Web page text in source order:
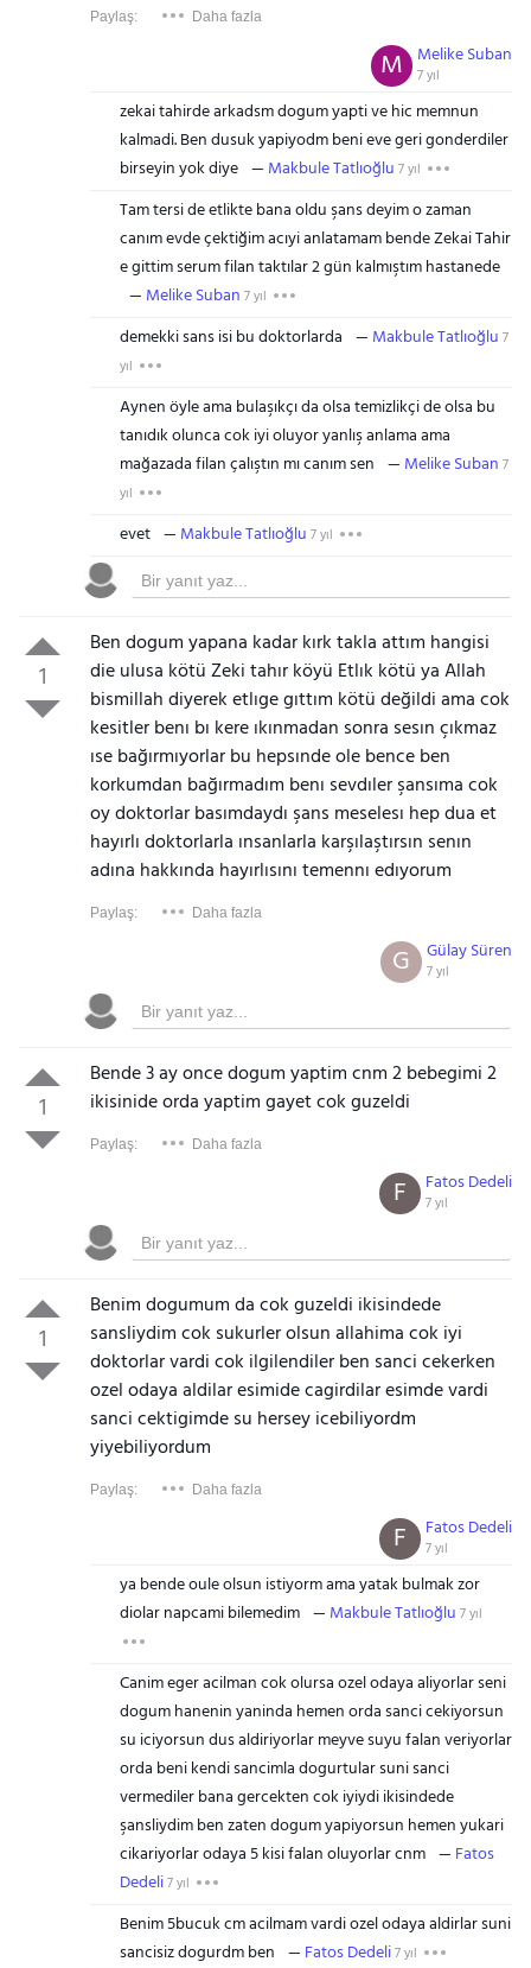
Paylaş: Daha fazla
Melike Suban
7 yıl
M
zekai tahirde arkadsm dogum yapti ve hic memnun
kalmadi. Ben dusuk yapiyodm beni eve geri gonderdiler
birseyin yok diye
Makbule Tatlıoğlu 7 yıl
Tam tersi de etlikte bana oldu şans deyim o zaman
canım evde çektiğim acıyi anlatamam bende Zekai Tahir
e gittim serum filan taktılar 2 gün kalmıştım hastanede
Melike Suban 7 yıl
demekki sans isi bu doktorlarda Makbule Tatlıoğlu 7
yıl
Aynen öyle ama bulaşıkçı da olsa temizlikçi de olsa bu
tanıdık olunca cok iyi oluyor yanlış anlama ama
mağazada filan çalıştın mı canım sen
Melike Suban 7
yıl
evet Makbule Tatlıoğlu 7 yıl
1
Ben dogum yapana kadar kırk takla attım hangisi
die ulusa kötü Zeki tahır köyü Etlık kötü ya Allah
bismillah diyerek etlıge gıttım kötü değildi ama cok
kesitler benı bı kere ıkınmadan sonra sesın çıkmaz
ıse bağırmıyorlar bu hepsınde ole bence ben
korkumdan bağırmadım benı sevdıler şansıma cok
oy doktorlar basımdaydı şans meselesı hep dua et
hayırlı doktorlarla ınsanlarla karşılaştırsın senın
adına hakkında hayırlısını temennı edıyorum
Paylaş: Daha fazla
Gülay Süren
7 yıl
G
1
Bende 3 ay once dogum yaptim cnm 2 bebegimi 2
ikisinide orda yaptim gayet cok guzeldi
Paylaş: Daha fazla
Fatos Dedeli
7 yıl
F
1
Benim dogumum da cok guzeldi ikisindede
sansliydim cok sukurler olsun allahima cok iyi
doktorlar vardi cok ilgilendiler ben sanci cekerken
ozel odaya aldilar esimide cagirdilar esimde vardi
sanci cektigimde su hersey icebiliyordm
yiyebiliyordum
Paylaş: Daha fazla
Fatos Dedeli
7 yıl
F
ya bende oule olsun istiyorm ama yatak bulmak zor
diolar napcami bilemedim
Makbule Tatlıoğlu 7 yıl
Canim eger acilman cok olursa ozel odaya aliyorlar seni
dogum hanenin yaninda hemen orda sanci cekiyorsun
su iciyorsun dus aldiriyorlar meyve suyu falan veriyorlar
orda beni kendi sancimla dogurtular suni sanci
vermediler bana gercekten cok iyiydi ikisindede
şansliydim ben zaten dogum yapiyorsun hemen yukari
cikariyorlar odaya 5 kisi falan oluyorlar cnm
Fatos
Dedeli7 yıl
Benim 5bucuk cm acilmam vardi ozel odaya aldirlar suni
sancisiz dogurdm ben
Fatos Dedeli7 yıl